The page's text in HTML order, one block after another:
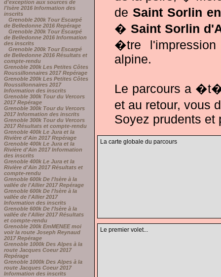
d'exception aux sources de
l'Isère 2016 Information des
inscrits
Grenoble 200k Tour Escarpé
de Belledonne 2016 Repérage
Grenoble 200k Tour Escarpé
de Belledonne 2016 Information
des inscrits
Grenoble 200k Tour Escarpé
de Belledonne 2016 Résultats et
compte-rendu
Grenoble 200k Les Petites Côtes
Roussillonnaires 2017 Repérage
Grenoble 200k Les Petites Côtes
Roussillonnaires 2017
Information des inscrits
Grenoble 300k Tour du Vercors
2017 Repérage
Grenoble 300k Tour du Vercors
2017 Information des inscrits
Grenoble 300k Tour du Vercors
2017 Résultats et compte-rendu
Grenoble 400k Le Jura et la
Rivière d'Ain 2017 Repérage
Grenoble 400k Le Jura et la
Rivière d'Ain 2017 Information
des inscrits
Grenoble 400k Le Jura et la
Rivière d'Ain 2017 Résultats et
compte-rendu
Grenoble 600k De l'Isère à la
vallée de l'Allier 2017 Repérage
Grenoble 600k De l'Isère à la
vallée de l'Allier 2017
Information des inscrits
Grenoble 600k De l'Isère à la
vallée de l'Allier 2017 Résultats
et compte-rendu
Grenoble 200k EmMENEE moi
voir la route Joseph Reynaud
2017 Repérage
Grenoble 1000k Des Alpes à la
route Jacques Coeur 2017
Repérage
Grenoble 1000k Des Alpes à la
route Jacques Coeur 2017
Information des inscrits
deSaint Sorlin
�Saint Sorlin
�tre
alpine.
Le parcours a
et au retour, vous
Soyez prudents et
La carte globale du parcours
Le premier volet...